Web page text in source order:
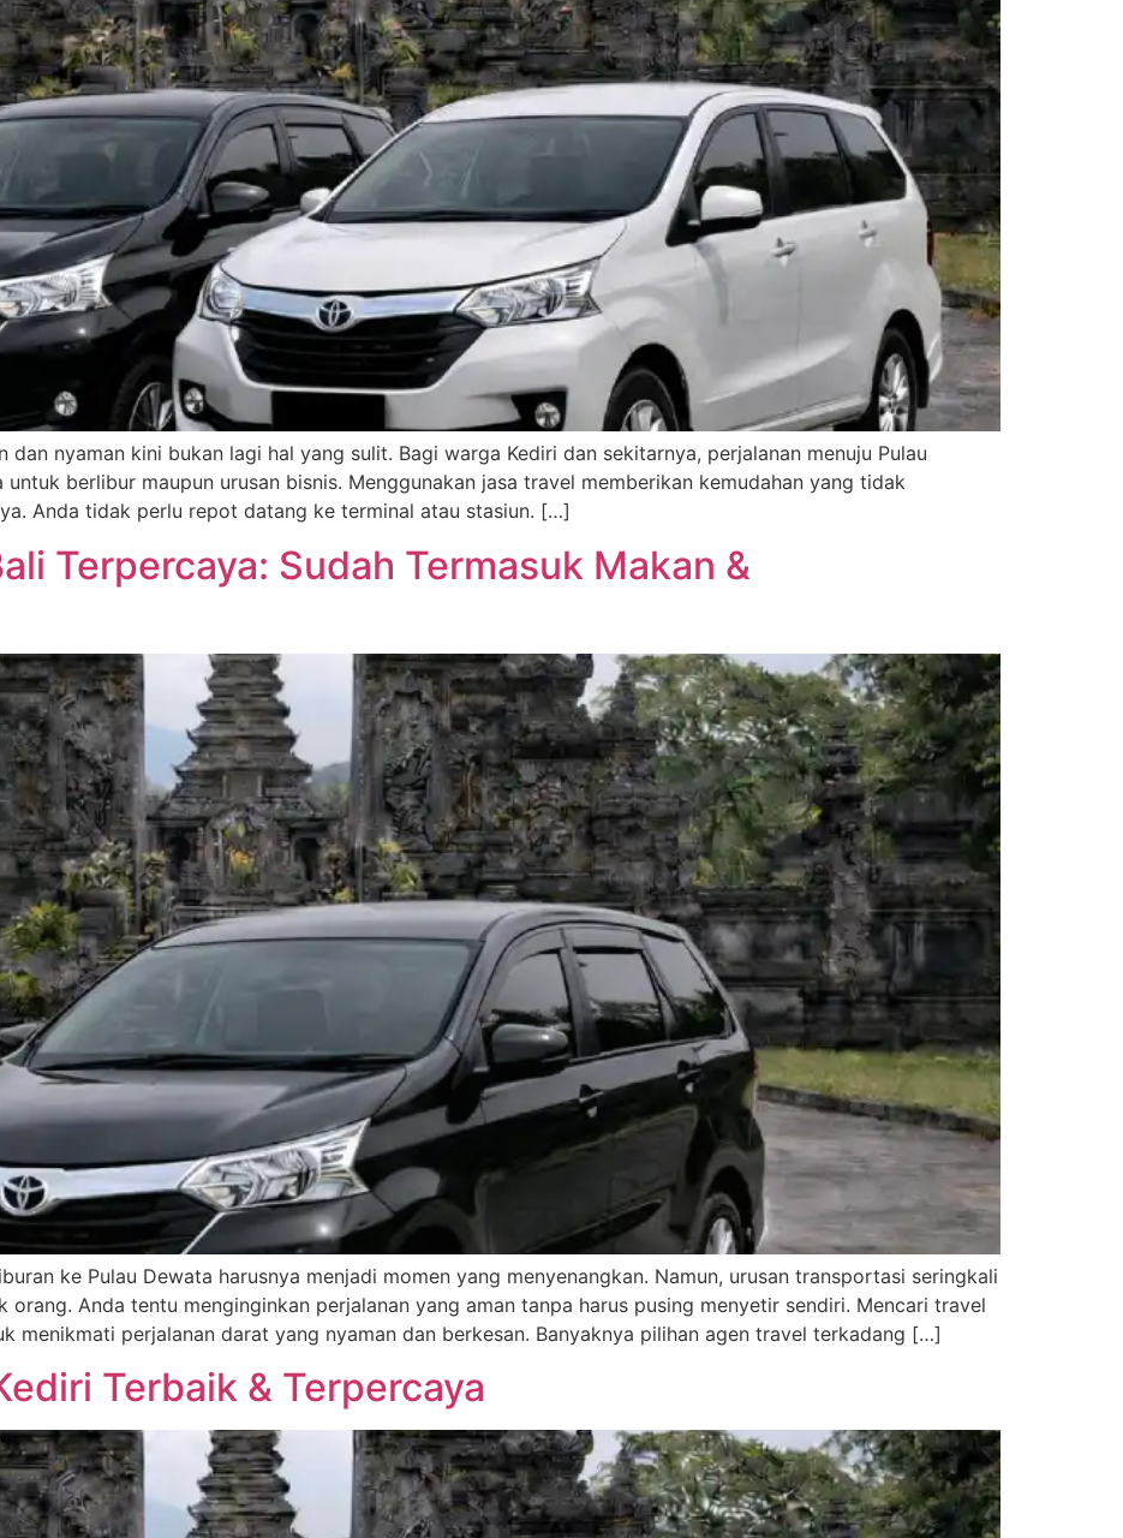
nyaman kini bukan lagi hal yang sulit. Bagi warga Kediri dan sekitarnya, perjalanan menuju Pulau
berlibur maupun urusan bisnis. Menggunakan jasa travel memberikan kemudahan yang tidak
Anda tidak perlu repot datang ke terminal atau stasiun. […]
Terpercaya: Sudah Termasuk Makan &
ke Pulau Dewata harusnya menjadi momen yang menyenangkan. Namun, urusan transportasi seringkali
Anda tentu menginginkan perjalanan yang aman tanpa harus pusing menyetir sendiri. Mencari travel
menikmati perjalanan darat yang nyaman dan berkesan. Banyaknya pilihan agen travel terkadang […]
Terbaik & Terpercaya